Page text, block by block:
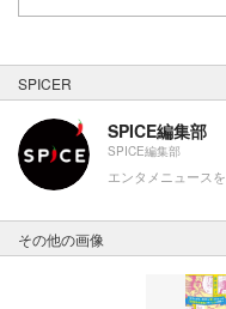
SPICER
SPICE編集部
SPICE編集部
エンタメニュース
その他の画像